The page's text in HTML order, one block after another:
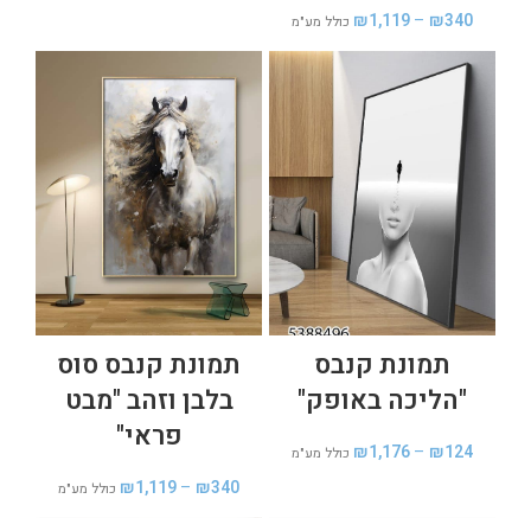
₪340
–
₪1,119 כולל מע"מ
תמונת קנבס
"הליכה באופק"
₪124
–
₪1,176 כולל מע"מ
תמונת קנבס סוס
בלבן וזהב "מבט
פראי"
₪340
–
₪1,119 כולל מע"מ